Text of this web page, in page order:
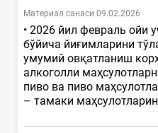
Материал санаси 09.02.2026
• 2026 йил февраль ойи
бўйича йиғимларини
умумий овқатланиш
алкоголли
пиво ва пиво
– тамаки